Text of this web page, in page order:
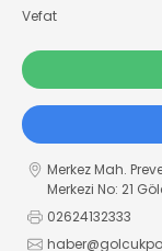
Vefat
Merkez Mah.
Merkezi No: 21
02624132333